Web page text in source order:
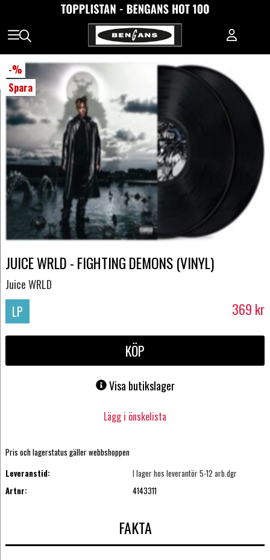
-%
Spara
JUICE WRLD - FIGHTING DEMONS (VINYL)
Juice WRLD
LP 369 kr
KÖP
Visa butikslager
Lägg i önskelista
Pris och lagerstatus gäller webbshoppen
Leveranstid:
I lager hos leverantör 5-12 arb.dgr
Artnr:
4143311
FAKTA